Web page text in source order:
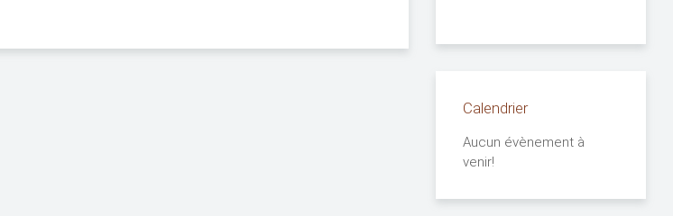
Calendrier
Aucun évènement à
venir!